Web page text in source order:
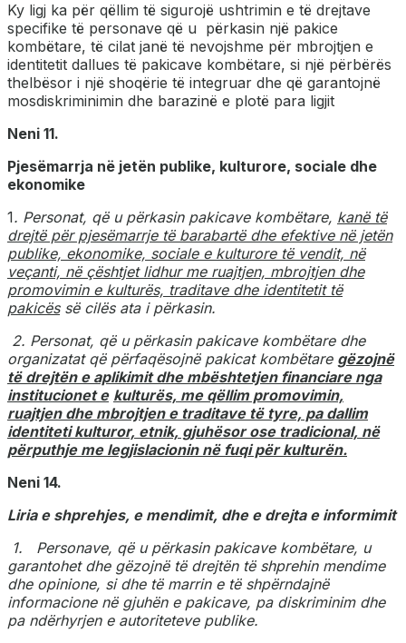
Ky ligj ka për qëllim të sigurojë ushtrimin e të drejtave
specifike të personave që u përkasin një pakice
kombëtare, të cilat janë të nevojshme për mbrojtjen e
identitetit dallues të pakicave kombëtare, si një përbërës
thelbësor i një shoqërie të integruar dhe që garantojnë
mosdiskriminimin dhe barazinë e plotë para ligjit
Neni 11.
Pjesëmarrja në jetën publike, kulturore, sociale dhe
ekonomike
1. Personat, që u përkasin pakicave kombëtare, kanë të
drejtë për pjesëmarrje të barabartë dhe efektive në jetën
publike, ekonomike, sociale e kulturore të vendit, në
veçanti, në çështjet lidhur me ruajtjen, mbrojtjen dhe
promovimin e kulturës, traditave dhe identitetit të
pakicëssë cilës ata i përkasin.
2. Personat, që u përkasin pakicave kombëtare dhe
organizatat që përfaqësojnë pakicat kombëtare gëzojnë
të drejtën e aplikimit dhe mbështetjen financiare nga
institucionet e kulturës, me qëllim promovimin,
ruajtjen dhe mbrojtjen e traditave të tyre, pa dallim
identiteti kulturor, etnik, gjuhësor ose tradicional, në
përputhje me legjislacionin në fuqi për kulturën.
Neni 14.
Liria e shprehjes, e mendimit, dhe e drejta e informimit
1. Personave, që u përkasin pakicave kombëtare, u
garantohet dhe gëzojnë të drejtën të shprehin mendime
dhe opinione, si dhe të marrin e të shpërndajnë
informacione në gjuhën e pakicave, pa diskriminim dhe
pa ndërhyrjen e autoriteteve publike.